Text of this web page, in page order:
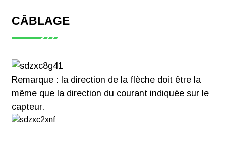
CÂBLAGE
Remarque : la direction de la flèche doit être la
même que la direction du courant indiquée sur le
capteur.